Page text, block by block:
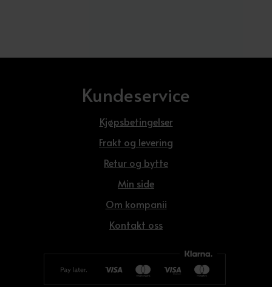
Kundeservice
Kjøpsbetingelser
Frakt og levering
Retur og bytte
Min side
Om kompanii
Kontakt oss